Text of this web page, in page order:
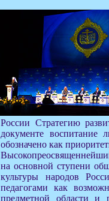
России Стратегию
документе воспитание
обозначено как
на основной ступени
культуры народов
педагогами как
предметной области и